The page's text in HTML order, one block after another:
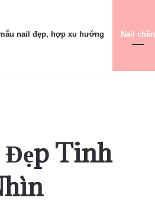
nail đẹp, hợp xu hướng Nail chân
Đẹp Tinh